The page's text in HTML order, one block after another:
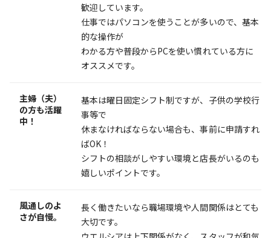
歓迎しています。
仕事ではパソコンを使うことが多いので、基本
的な操作が
わかる方や普段からPCを使い慣れている方に
オススメです。
主婦（夫）
の方も活躍
中！
基本は曜日固定シフト制ですが、子供の学校行
事等で
休まなければならない場合も、事前に申請すれ
ばOK！
シフトの相談がしやすい環境と店長がいるのも
嬉しいポイントです。
風通しのよ
さが自慢。
長く働きたいなら職場環境や人間関係はとても
大切です。